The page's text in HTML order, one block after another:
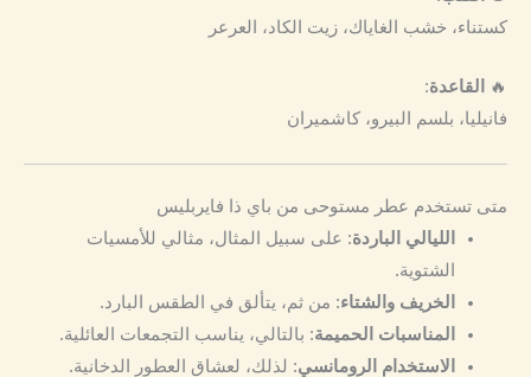
كستناء، خشب الغاياك، زيت الكاد، العرعر
🔥 القاعدة:
فانيليا، بلسم البيرو، كاشميران
متى تستخدم عطر مستوحى من باي ذا فايربليس
الليالي الباردة: على سبيل المثال، مثالي للأمسيات
الشتوية.
الخريف والشتاء: من ثم، يتألق في الطقس البارد.
المناسبات الحميمة: بالتالي، يناسب التجمعات العائلية.
الاستخدام الرومانسي: لذلك، لعشاق العطور الدخانية.